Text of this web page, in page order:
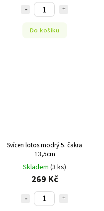
Do košíku
Svícen lotos modrý 5. čakra
13,5cm
Skladem (3 ks)
269 Kč